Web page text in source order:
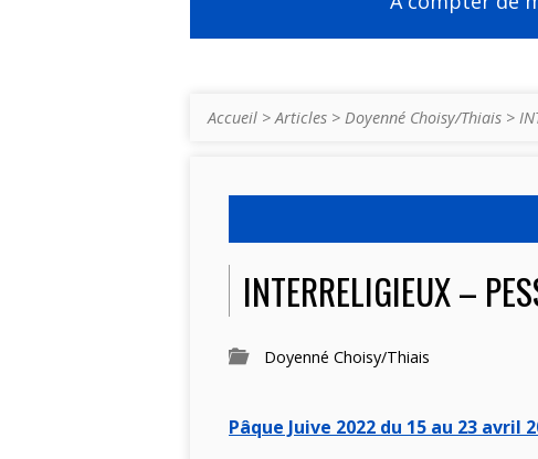
Accueil >Articles > Doyenné Choisy/Thiais >
INTERRELIGIEUX –
Doyenné Choisy/Thiais
Pâque Juive 2022 du 15 au 23 avril